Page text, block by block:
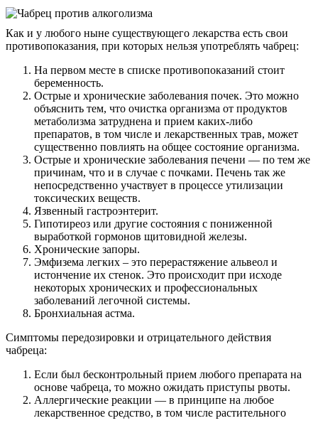
Как и у любого ныне существующего лекарства есть свои
противопоказания, при которых нельзя употреблять чабрец:
На первом месте в списке противопоказаний стоит
беременность.
Острые и хронические заболевания почек. Это можно
объяснить тем, что очистка организма от продуктов
метаболизма затруднена и прием каких-либо
препаратов, в том числе и лекарственных трав, может
существенно повлиять на общее состояние организма.
Острые и хронические заболевания печени — по тем же
причинам, что и в случае с почками. Печень так же
непосредственно участвует в процессе утилизации
токсических веществ.
Язвенный гастроэнтерит.
Гипотиреоз или другие состояния с пониженной
выработкой гормонов щитовидной железы.
Хронические запоры.
Эмфизема легких – это перерастяжение альвеол и
истончение их стенок. Это происходит при исходе
некоторых хронических и профессиональных
заболеваний легочной системы.
Бронхиальная астма.
Симптомы передозировки и отрицательного действия
чабреца:
Если был бесконтрольный прием любого препарата на
основе чабреца, то можно ожидать приступы рвоты.
Аллергические реакции — в принципе на любое
лекарственное средство, в том числе растительного